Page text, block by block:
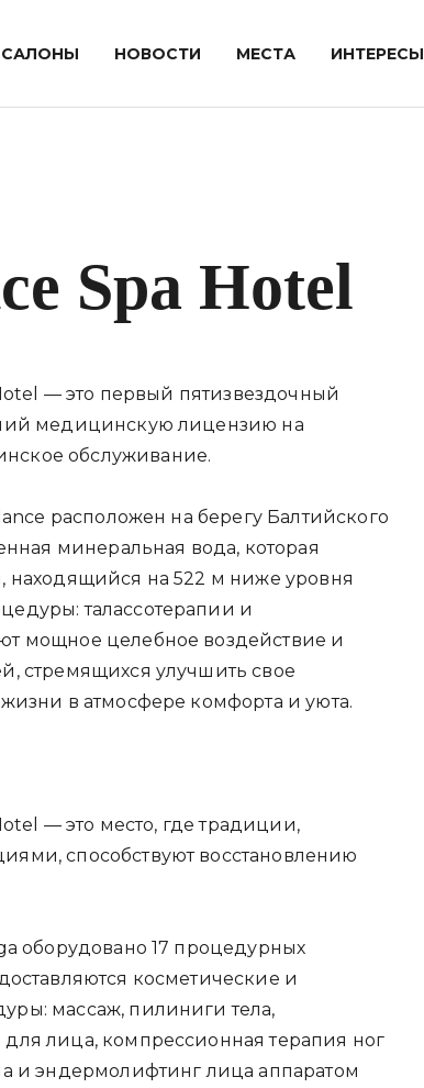
САЛОНЫ НОВОСТИ МЕСТА ИНТЕРЕСЫ
Spa Hotel
— это первый пятизвездочный
медицинскую лицензию на
обслуживание.
расположен на берегу Балтийского
минеральная вода, которая
находящийся на 522 м ниже уровня
талассотерапии и
мощное целебное воздействие и
стремящихся улучшить свое
в атмосфере комфорта и уюта.
— это место, где традиции,
способствуют восстановлению
оборудовано 17 процедурных
косметические и
массаж, пилиниги тела,
лица, компрессионная терапия ног
и эндермолифтинг лица аппаратом